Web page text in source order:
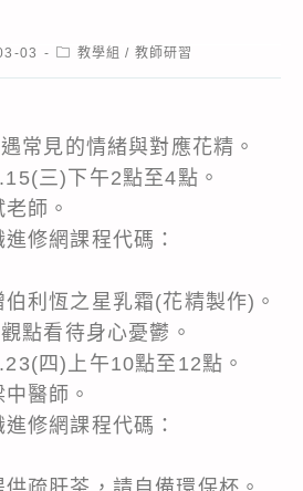
03
Post教學組 / 教師研習
常見的情緒與對應花精。
三)下午2點至4點。
師。
修網課程代碼：
利恆之星乳霜(花精製作)。
點看待身心憂鬱。
四)上午10點至12點。
醫師。
修網課程代碼：